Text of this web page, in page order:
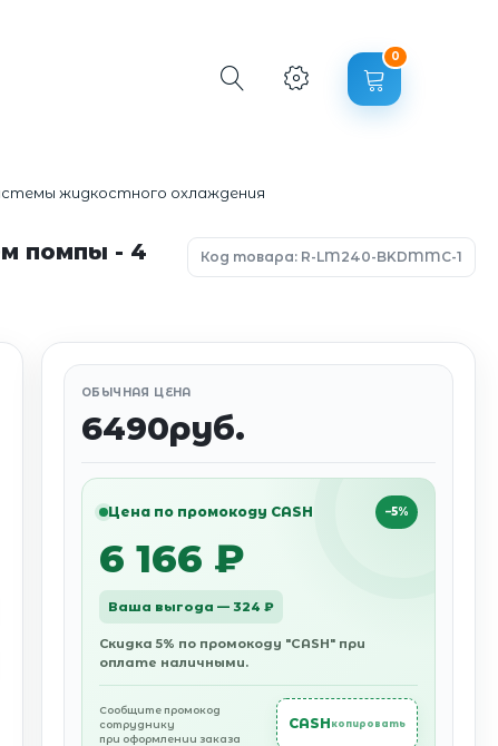
0
жидкостного охлаждения
помпы - 4
Код товара: R-LM240-BKDMMC-1
ОБЫЧНАЯ ЦЕНА
6490руб.
Цена по промокоду CASH −5%
6 166 ₽
Ваша выгода — 324 ₽
Скидка 5% по промокоду "CASH" при
оплате наличными.
Сообщите промокод
сотруднику
при оформлении заказа
CASH копировать